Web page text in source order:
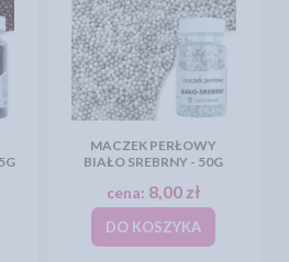
MACZEK PERŁOWY
BIAŁO SREBRNY - 50G
cena: 8,00 zł
DO KOSZYKA